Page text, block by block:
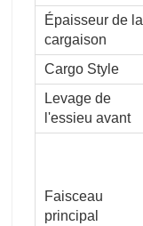
Épaisseur de la
cargaison
Cargo Style
Levage de
l'essieu avant
Faisceau
principal